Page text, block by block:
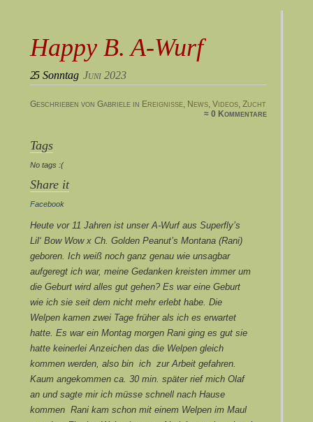
Happy B. A-Wurf
25 Sonntag Juni 2023
Geschrieben von Gabriele in Ereignisse, News, Videos, Zucht
≈ 0 Kommentare
Tags
No tags :(
Share it
Facebook
Heute vor 11 Jahren ist unser A-Wurf aus Superfly’s
Lil‘ Bow Wow x Ch. Golden Peanut’s Montana (Rani)
geboren. Ich weiß noch ganz genau wie unsagbar
aufgeregt ich war, meine Gedanken kreisten immer um
die Geburt wird alles gut gehen? Es war eine Geburt
wie ich sie seit dem nicht mehr erlebt habe. Die
Welpen kamen zwei Tage früher als ich es erwartet
hatte. Es war ein Montag morgen Rani ging es gut sie
hatte keinerlei Anzeichen das die Welpen gleich
kommen werden, also bin ich zur Arbeit gefahren.
Kaum angekommen ca. 30 min. später rief mich Olaf
an und sagte mir ich müsse schnell nach Hause
kommen Rani kam schon mit einem Welpen im Maul